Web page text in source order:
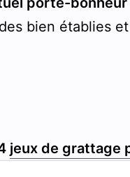
bien établies
jeux de grattage